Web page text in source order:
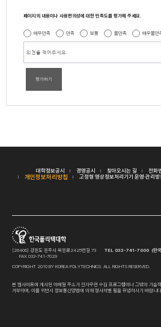
페이지의 내용이나 사용편의성에 대한 만족도를 평가해 주세요.
매우만족 만족 보통 불만족 매우불만
평가하기
대학정보공시 경영공시 찾아오시는 길 전화
개인정보처리방침 고정형 영상정보처리기기 운영·관리방
[26406] 강원도 원주시 북원로2425번길 73 TEL 033-741-7000 (한국
FAX 033-741-7029
COPYRIGHT 2010 BY KOREA POLYTECHNICS. ALL RIGHTS RESERVED.
본 웹사이트에 게시된 이메일 주소가 전자우편 수집 프로그램이나 그밖의 기술
거부하며, 이를 위반시 정보통신망법에 의해 형사처벌 됨을 유념하시기 바랍니